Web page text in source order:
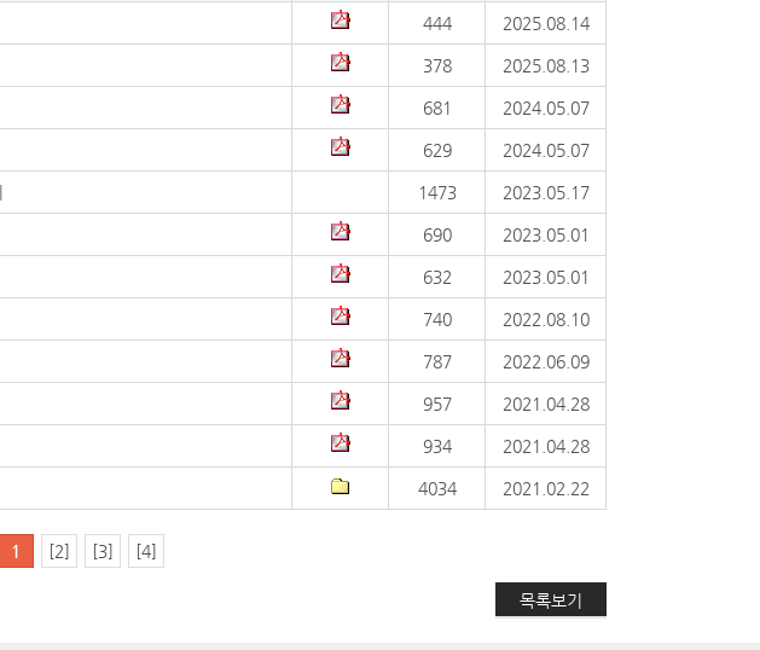
444 2025.08.14
378 2025.08.13
681 2024.05.07
629 2024.05.07
1473 2023.05.17
690 2023.05.01
632 2023.05.01
740 2022.08.10
787 2022.06.09
957 2021.04.28
934 2021.04.28
4034 2021.02.22
1 [2] [3] [4]
목록보기